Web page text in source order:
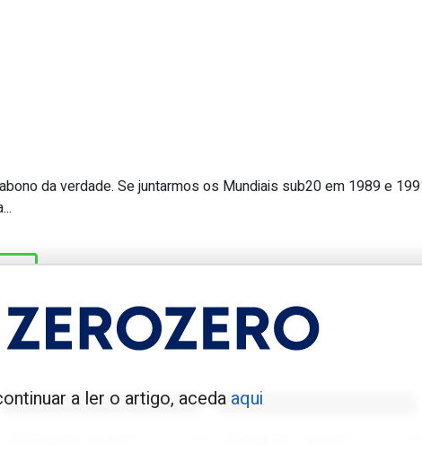
o único campeão mundial sub20
da verdade. Se juntarmos os Mundiais sub20 em 1989 e
a ler o artigo, aceda aqui